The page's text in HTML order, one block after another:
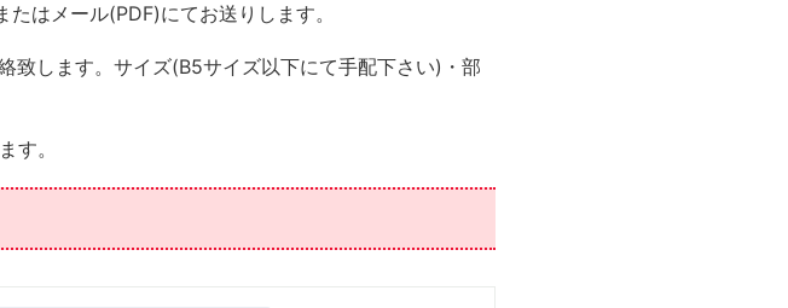
はメール(PDF)にてお送りします。
致します。サイズ(B5サイズ以下にて手配下さい)・部
す。